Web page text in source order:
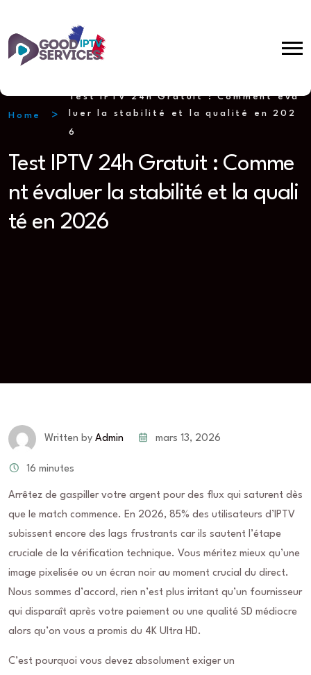
Home
Test IPTV 24h Gratuit : Comment éva
luer la stabilité et la qualité en 202
6
Test IPTV 24h Gratuit : Comme
nt évaluer la stabilité et la quali
té en 2026
Written by Admin mars 13, 2026
16 minutes
Arrêtez de gaspiller votre argent pour des flux qui saturent dès
que le match commence. En 2026, 85% des utilisateurs d’IPTV
subissent encore des lags frustrants car ils sautent l’étape
cruciale de la vérification technique. Vous méritez mieux qu’une
image pixelisée ou un écran noir au moment crucial du direct.
Nous sommes d’accord, rien n’est plus irritant qu’un fournisseur
qui disparaît après votre paiement ou une qualité SD médiocre
alors qu’on vous a promis du 4K Ultra HD.
C’est pourquoi vous devez absolument exiger un